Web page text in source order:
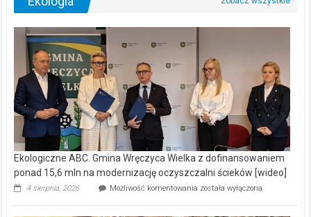
Ekologiczne ABC. Gmina Wręczyca Wielka z dofinansowaniem
ponad 15,6 mln na modernizację oczyszczalni ścieków [wideo]
4 sierpnia, 2026 Możliwość komentowania Ekologiczne
została wyłączona